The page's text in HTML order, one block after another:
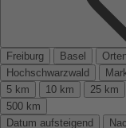
Freiburg
Basel
Hochschwarzwald
5 km
10 km 25 km
500 km
Datum aufsteigend